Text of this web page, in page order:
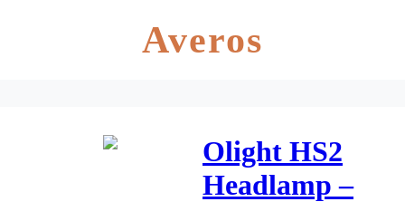
Averos
Olight HS2
Headlamp –